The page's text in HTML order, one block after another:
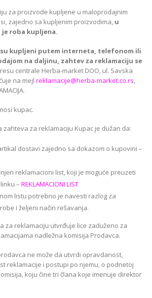
za proizvode kupljene u maloprodajnim
zajedno sa kupljenim proizvodima, u
roba kupljena.
kupljeni putem interneta, telefonom ili
na daljinu, zahtev za reklamaciju se
centrale Herba-market DOO, ul. Savska
na mejl reklamacije@herba-market.co.rs,
kupac.
zahteva za reklamaciju Kupac je dužan da:
dostavi zajedno sa dokazom o kupovini –
reklamacioni list, koji je moguće preuzeti
– REKLAMACIONI LIST
listu potrebno je navesti razlog za
i željeni način rešavanja.
za reklamaciju utvrđuje lice zaduženo za
nadležna komisija Prodavca.
ne može da utvrdi opravdanost,
reklamacije i postupi po njemu, o podnetoj
koju čine tri člana koje imenuje direktor